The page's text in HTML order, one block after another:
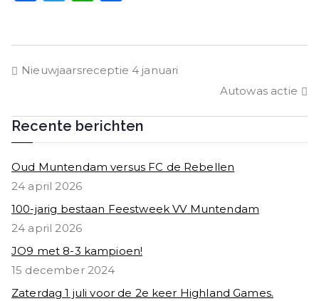
b
o
k
e A
p
Bericht
Nieuwjaarsreceptie 4 januari
Autowas actie
Recente berichten
Oud Muntendam versus FC de Rebellen
24 april 2026
100-jarig bestaan Feestweek VV Muntendam
24 april 2026
JO9 met 8-3 kampioen!
15 december 2024
Zaterdag 1 juli voor de 2e keer Highland Games.